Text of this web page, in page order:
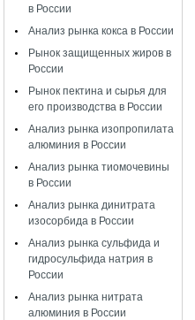
в России
Анализ рынка кокса в России
Рынок защищенных жиров в
России
Рынок пектина и сырья для
его производства в России
Анализ рынка изопропилата
алюминия в России
Анализ рынка тиомочевины
в России
Анализ рынка динитрата
изосорбида в России
Анализ рынка сульфида и
гидросульфида натрия в
России
Анализ рынка нитрата
алюминия в России